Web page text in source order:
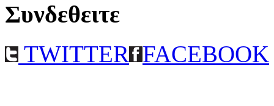
Συνδεθειτε
TWITTER FACEBOOK